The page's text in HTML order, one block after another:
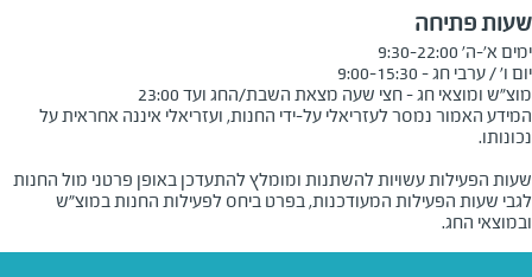
שעות פתיחה
מוצ"ש ומוצאי חג - חצי שעה מצאת השבת/החג ועד 23:00
המידע האמור נמסר לעזריאלי על-ידי החנות, ועזריאלי איננה אחראית על
שעות הפעילות עשויות להשתנות ומומלץ להתעדכן באופן פרטני מול החנות
לגבי שעות הפעילות המעודכנות, בפרט ביחס לפעילות החנות במוצ"ש
ובמוצאי החג.